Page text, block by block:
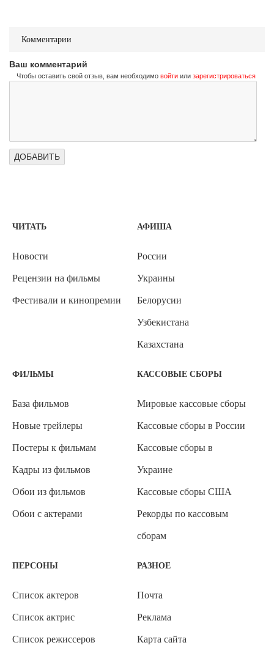
Комментарии
Ваш комментарий
Чтобы оставить свой отзыв, вам необходимо войти или зарегистрироваться
ЧИТАТЬ
Новости
Рецензии на фильмы
Фестивали и кинопремии
АФИША
России
Украины
Белорусии
Узбекистана
Казахстана
ФИЛЬМЫ
База фильмов
Новые трейлеры
Постеры к фильмам
Кадры из фильмов
Обои из фильмов
Обои с актерами
КАССОВЫЕ СБОРЫ
Мировые кассовые сборы
Кассовые сборы в России
Кассовые сборы в
Украине
Кассовые сборы США
Рекорды по кассовым
сборам
ПЕРСОНЫ
Список актеров
Список актрис
Список режиссеров
РАЗНОЕ
Почта
Реклама
Карта сайта